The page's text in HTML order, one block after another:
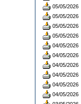
05/05/2026
05/05/2026
05/05/2026
05/05/2026
04/05/2026
04/05/2026
04/05/2026
04/05/2026
04/05/2026
04/05/2026